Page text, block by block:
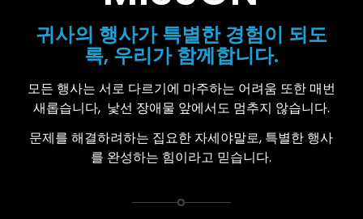
귀사의 행사가 특별한 경험이 되도
록, 우리가 함께합니다.
모든 행사는 서로 다르기에 마주하는 어려움 또한 매번
새롭습니다, 낯선 장애물 앞에서도 멈추지 않습니다.
문제를 해결하려하는 집요한 자세야말로, 특별한 행사
를 완성하는 힘이라고 믿습니다.